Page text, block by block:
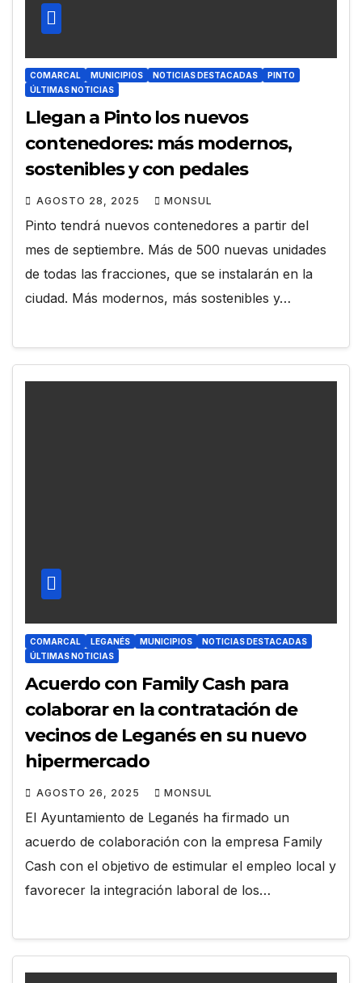
COMARCAL MUNICIPIOS NOTICIAS DESTACADAS
PINTO
ÚLTIMAS NOTICIAS
Llegan a Pinto los nuevos
contenedores: más modernos,
sostenibles y con pedales
AGOSTO 28, 2025 MONSUL
Pinto tendrá nuevos contenedores a partir del
mes de septiembre. Más de 500 nuevas unidades
de todas las fracciones, que se instalarán en la
ciudad. Más modernos, más sostenibles y…
COMARCAL LEGANÉS MUNICIPIOS
NOTICIAS DESTACADAS
ÚLTIMAS NOTICIAS
Acuerdo con Family Cash para
colaborar en la contratación de
vecinos de Leganés en su nuevo
hipermercado
AGOSTO 26, 2025 MONSUL
El Ayuntamiento de Leganés ha firmado un
acuerdo de colaboración con la empresa Family
Cash con el objetivo de estimular el empleo local y
favorecer la integración laboral de los…